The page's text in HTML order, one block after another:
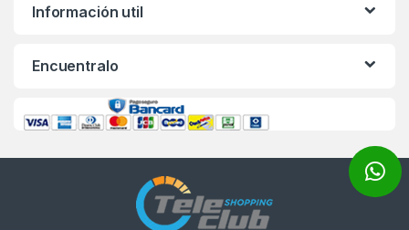
Información util
Encuentralo